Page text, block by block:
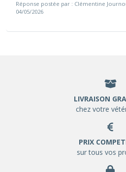
Réponse postée par : Clémentine
04/05/2026
LIVRAISON
chez votre
PRIX
sur tous vos